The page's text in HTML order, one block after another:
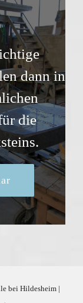
dann in
die
bei Hildesheim |